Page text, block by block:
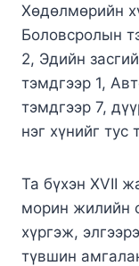
Хөдөлмөрийн
Боловсролын
2, Эдийн
тэмдгээр 1,
тэмдгээр 7,
нэг хүнийг тус
Та бүхэн XVII
морин жилийн
хүргэж,
түвшин